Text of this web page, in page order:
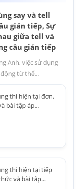
say và tell
gián tiếp, Sự
giữa tell và
câu gián tiếp
Anh, việc sử dụng
từ thể...
thì hiện tại đơn,
bài tập áp...
thì hiện tại tiếp
và bài tập...